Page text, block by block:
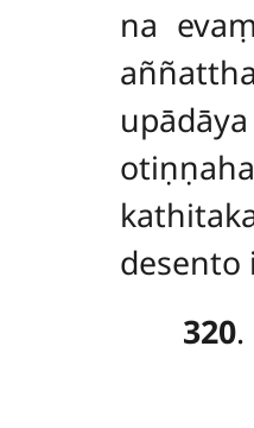
na
desento
320.